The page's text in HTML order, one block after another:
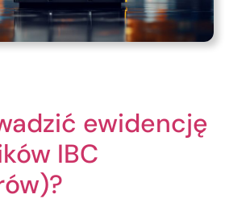
ewidencję
IBC